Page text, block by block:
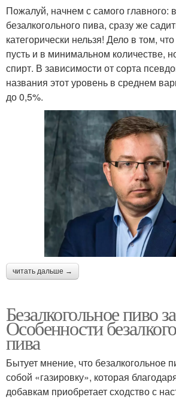
Пожалуй, начнем с самого главного:
безалкогольного пива, сразу же
категорически нельзя! Дело в том,
пусть и в минимальном количестве,
спирт. В зависимости от сорта
названия этот уровень в среднем
до 0,5%.
читать дальше →
Безалкогольное пиво
Особенности
пива
Бытует мнение, что безалкогольное
собой «газировку», которая
добавкам приобретает сходство с